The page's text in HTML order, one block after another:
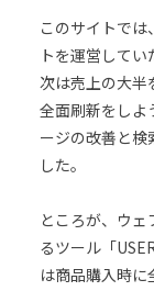
このサイトで
トを運営してい
次は売上の大半
全面刷新をしよ
ージの改善と検
した。
ところが、ウ
るツール「
は商品購入時